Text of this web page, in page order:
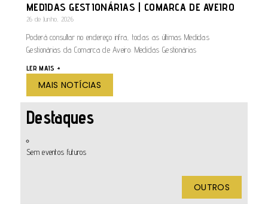
MEDIDAS GESTIONÁRIAS | COMARCA DE AVEIRO
26 de Junho, 2026
Poderá consultar no endereço infra, todas as últimas Medidas
Gestionárias da Comarca de Aveiro: Medidas Gestionárias
LER MAIS +
MAIS NOTÍCIAS
Destaques
Sem eventos futuros
OUTROS